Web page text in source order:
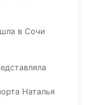
в Сочи
Наталья